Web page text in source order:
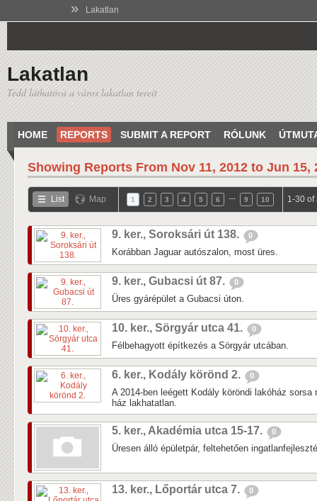
» Lakatlan
Lakatlan
Tedd láthatóvá a város lakatlan tereit
HOME REPORTS SUBMIT A REPORT RÓLUNK
Showing Reports From Nov 11, 2012 to Jun 15,
List Map 1 2 3 4 5 6 9 10 1-30 of
9. ker., Soroksári út 138. 0
Korábban Jaguar autószalon, most üres.
9. ker., Gubacsi út 87. 0
Üres gyárépület a Gubacsi úton.
10. ker., Sörgyár utca 41. 0
Félbehagyott építkezés a Sörgyár utcában.
6. ker., Kodály körönd 2. 0
A 2014-ben leégett Kodály köröndi lakóház sorsa
ház lakhatatlan.
5. ker., Akadémia utca 15-17. 0
Üresen álló épületpár, feltehetően
13. ker., Lőportár utca 7. 0